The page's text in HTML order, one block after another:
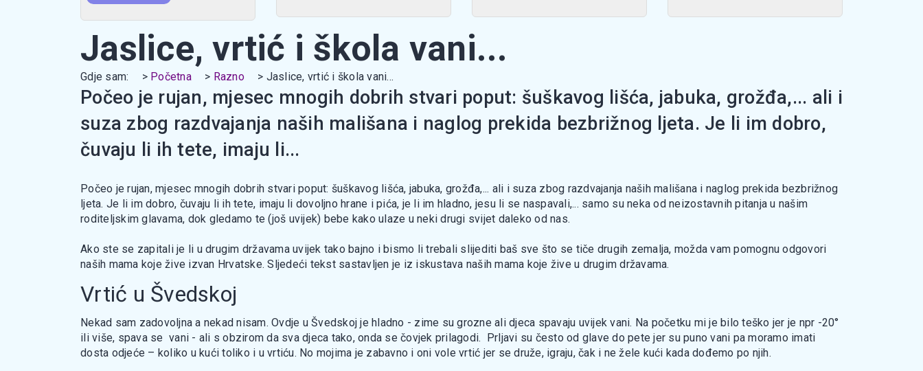
Jaslice, vrtić i škola vani...
Gdje sam: Početna Razno Jaslice, vrtić i škola vani...
Počeo je rujan, mjesec mnogih dobrih stvari poput: šuškavog lišća, jabuka, grožđa,... ali i
suza zbog razdvajanja naših mališana i naglog prekida bezbrižnog ljeta. Je li im dobro,
čuvaju li ih tete, imaju li...
Počeo je rujan, mjesec mnogih dobrih stvari poput: šuškavog lišća, jabuka, grožđa,... ali i suza zbog razdvajanja naših mališana i naglog prekida bezbrižnog
ljeta. Je li im dobro, čuvaju li ih tete, imaju li dovoljno hrane i pića, je li im hladno, jesu li se naspavali,... samo su neka od neizostavnih pitanja u našim
roditeljskim glavama, dok gledamo te (još uvijek) bebe kako ulaze u neki drugi svijet daleko od nas.
Ako ste se zapitali je li u drugim državama uvijek tako bajno i bismo li trebali slijediti baš sve što se tiče drugih zemalja, možda vam pomognu odgovori
naših mama koje žive izvan Hrvatske. Sljedeći tekst sastavljen je iz iskustava naših mama koje žive u drugim državama.
Vrtić u Švedskoj
Nekad sam zadovoljna a nekad nisam. Ovdje u Švedskoj je hladno - zime su grozne ali djeca spavaju uvijek vani. Na početku mi je bilo teško jer je npr -20°
ili više, spava se vani - ali s obzirom da sva djeca tako, onda se čovjek prilagodi. Prljavi su često od glave do pete jer su puno vani pa moramo imati
dosta odjeće – koliko u kući toliko i u vrtiću. No mojima je zabavno i oni vole vrtić jer se druže, igraju, čak i ne žele kući kada dođemo po njih.